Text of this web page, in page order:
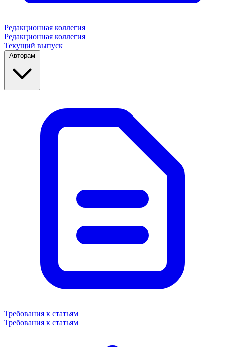
Редакционная коллегия
Редакционная коллегия
Текущий выпуск
Авторам
Требования к статьям
Требования к статьям